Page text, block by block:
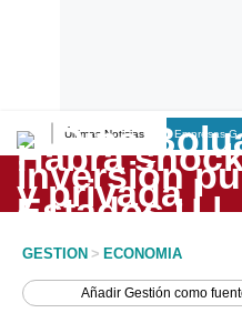
Últimas Noticias Empresas G
Lo último
Peru Quiosco
GESTION > ECONOMIA
AñadirGestión como